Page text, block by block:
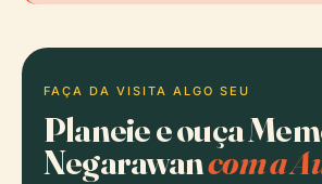
FAÇA DA VISITA ALGO SEU
Planeie e ouça
Negarawancom a